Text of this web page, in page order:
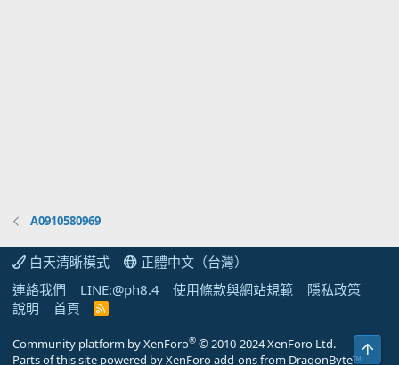
A0910580969
白天清晰模式
正體中文（台灣）
連絡我們
LINE:@ph8.4 使用條款與網站規範
隱私政策
說明
首頁
R
Community platform by XenForo® © 2010-2024 XenForo Ltd.
Parts of this site powered byXenForo add-ons from DragonByte™
上方